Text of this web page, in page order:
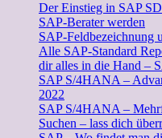
Der Einstieg in SAP
SAP-Berater werden
SAP-Feldbezeichnung
Alle SAP-Standard
dir alles in die Hand –
SAP S/4HANA –
2022
SAP S/4HANA –
Suchen – lass dich